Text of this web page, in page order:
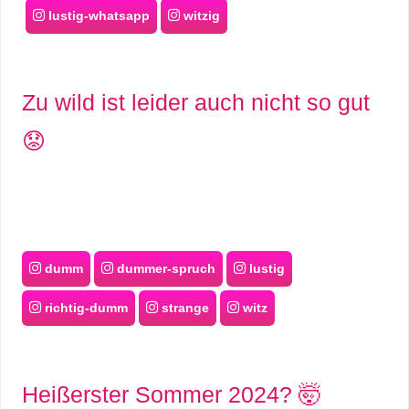
Wordpress
lustig-whatsapp witzig
Zu wild ist leider auch nicht so gut
😟
dumm dummer-spruch lustig
richtig-dumm strange witz
Heißerster Sommer 2024? 🤯